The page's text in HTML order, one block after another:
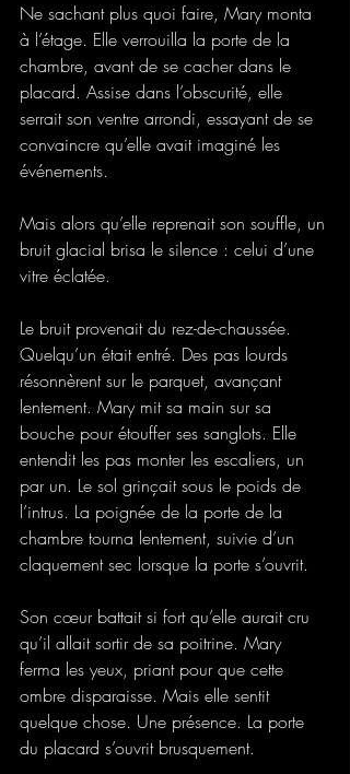
Ne sachant plus quoi faire, Mary monta
à l’étage. Elle verrouilla la porte de la
chambre, avant de se cacher dans le
placard. Assise dans l’obscurité, elle
serrait son ventre arrondi, essayant de se
convaincre qu’elle avait imaginé les
événements.
Mais alors qu’elle reprenait son souffle, un
bruit glacial brisa le silence : celui d’une
vitre éclatée.
Le bruit provenait du rez-de-chaussée.
Quelqu’un était entré. Des pas lourds
résonnèrent sur le parquet, avançant
lentement. Mary mit sa main sur sa
bouche pour étouffer ses sanglots. Elle
entendit les pas monter les escaliers, un
par un. Le sol grinçait sous le poids de
l’intrus. La poignée de la porte de la
chambre tourna lentement, suivie d’un
claquement sec lorsque la porte s’ouvrit.
Son cœur battait si fort qu’elle aurait cru
qu’il allait sortir de sa poitrine. Mary
ferma les yeux, priant pour que cette
ombre disparaisse. Mais elle sentit
quelque chose. Une présence. La porte
du placard s’ouvrit brusquement.